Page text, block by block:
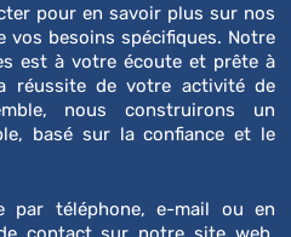
pour en savoir plus sur nos
besoins spécifiques. Notre
est à votre écoute et prête à
réussite de votre activité de
nous construirons un
basé sur la confiance et le
par téléphone, e-mail ou en